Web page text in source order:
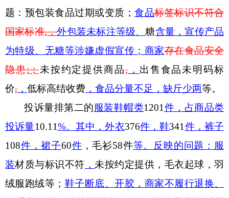
题： 预包装食品过期或变质 ； 食品标签标识不符合
国家标准,，外包装未标注等级、糖含量 ，宣传产品
为特级、无糖等涉嫌虚假宣传； 商家存在食品安全
隐患;；未按约定提供商品,， 出售食品未明码标
价, ， 低标高结收费 ，食品分量不足，缺斤少两等。
投诉量排第二的服装鞋帽类1201件，占商品类
投诉量10.11%。其中，外衣376件 ，鞋341件， 裤子
108件，裙子60件 ，毛衫58件等。反映的问题： 服
装材质与标识不符 ，未按约定提供，毛衣起球，羽
绒服跑绒等； 鞋子断底、开胶， 商家不履行退换、